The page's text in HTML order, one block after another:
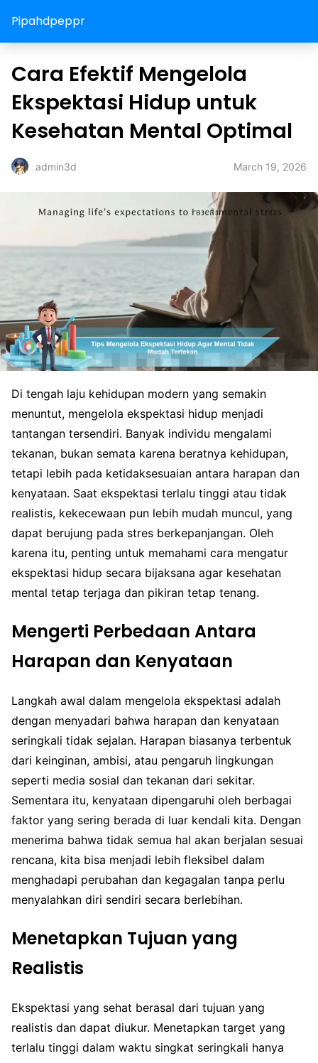
Pipahdpeppr
Cara Efektif Mengelola
Ekspektasi Hidup untuk
Kesehatan Mental Optimal
admin3d March 19, 2026
Di tengah laju kehidupan modern yang semakin
menuntut, mengelola ekspektasi hidup menjadi
tantangan tersendiri. Banyak individu mengalami
tekanan, bukan semata karena beratnya kehidupan,
tetapi lebih pada ketidaksesuaian antara harapan dan
kenyataan. Saat ekspektasi terlalu tinggi atau tidak
realistis, kekecewaan pun lebih mudah muncul, yang
dapat berujung pada stres berkepanjangan. Oleh
karena itu, penting untuk memahami cara mengatur
ekspektasi hidup secara bijaksana agar kesehatan
mental tetap terjaga dan pikiran tetap tenang.
Mengerti Perbedaan Antara
Harapan dan Kenyataan
Langkah awal dalam mengelola ekspektasi adalah
dengan menyadari bahwa harapan dan kenyataan
seringkali tidak sejalan. Harapan biasanya terbentuk
dari keinginan, ambisi, atau pengaruh lingkungan
seperti media sosial dan tekanan dari sekitar.
Sementara itu, kenyataan dipengaruhi oleh berbagai
faktor yang sering berada di luar kendali kita. Dengan
menerima bahwa tidak semua hal akan berjalan sesuai
rencana, kita bisa menjadi lebih fleksibel dalam
menghadapi perubahan dan kegagalan tanpa perlu
menyalahkan diri sendiri secara berlebihan.
Menetapkan Tujuan yang
Realistis
Ekspektasi yang sehat berasal dari tujuan yang
realistis dan dapat diukur. Menetapkan target yang
terlalu tinggi dalam waktu singkat seringkali hanya